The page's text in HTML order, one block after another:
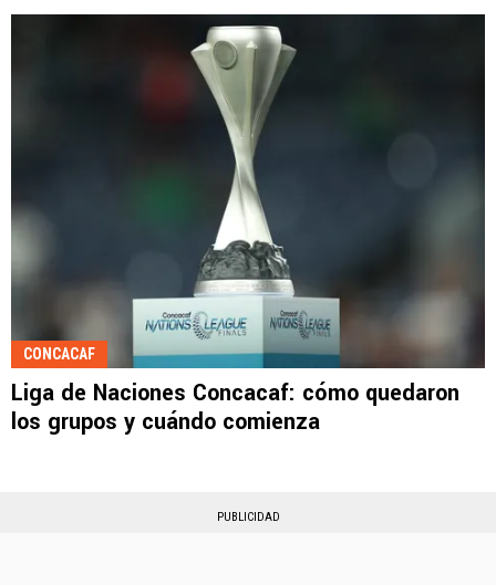
CONCACAF
Liga de Naciones Concacaf: cómo quedaron
los grupos y cuándo comienza
PUBLICIDAD